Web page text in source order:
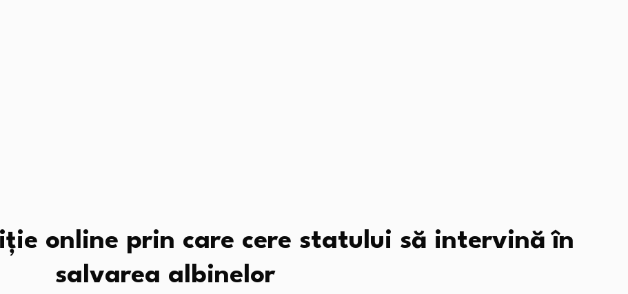
online prin care cere statului să intervină în
salvarea albinelor